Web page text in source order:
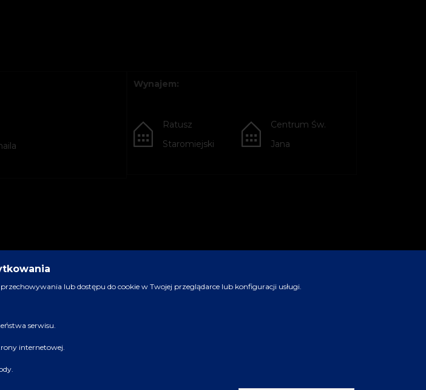
Wynajem:
Ratusz
Staromiejski
Centrum Św.
Jana
lub dostępu do cookie w Twojej przeglądarce lub konfiguracji usługi.
serwisu.
internetowej.